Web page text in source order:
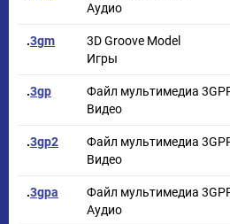
Аудио
.3gm
3D Groove Model
Игры
.3gp
Файл мультимедиа
Видео
.3gp2
Файл мультимедиа
Видео
.3gpa
Файл мультимедиа
Аудио